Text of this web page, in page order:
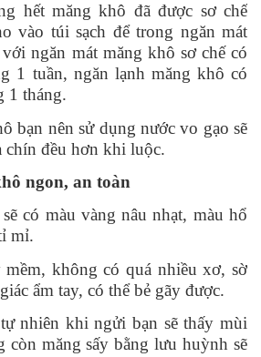
hết măng khô đã được sơ chế
vào túi sạch để trong ngăn mát
ngăn mát măng khô sơ chế có
1 tuần, ngăn lạnh măng khô có
1 tháng.
bạn nên sử dụng nước vo gạo sẽ
chín đều hơn khi luộc.
ngon, an toàn
có màu vàng nâu nhạt, màu hổ
mỉ.
không có quá nhiều xơ, sờ
ẩm tay, có thể bẻ gãy được.
nhiên khi ngửi bạn sẽ thấy mùi
còn măng sấy bằng lưu huỳnh sẽ